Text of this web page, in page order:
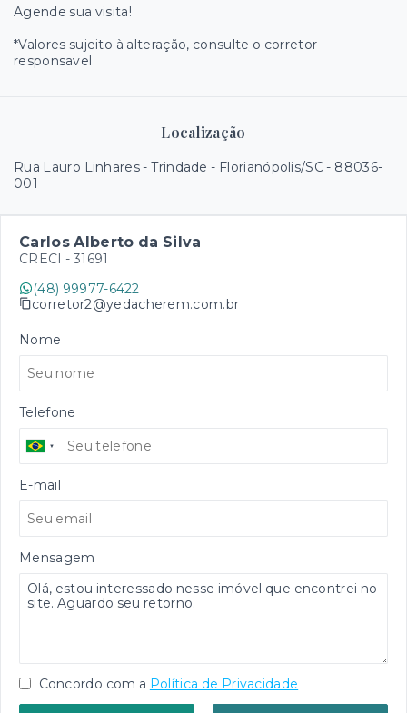
Agende sua visita!
*Valores sujeito à alteração, consulte o corretor
responsavel
Localização
Rua Lauro Linhares - Trindade - Florianópolis/SC- 88036-
001
Carlos Alberto da Silva
CRECI - 31691
(48) 99977-6422
corretor2@yedacherem.com.br
Nome
Telefone
E-mail
Mensagem
Concordo com a Política de Privacidade